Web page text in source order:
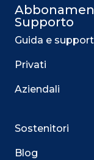
Supporto
Guida e
Privati
Aziendali
Sostenitori
Blog